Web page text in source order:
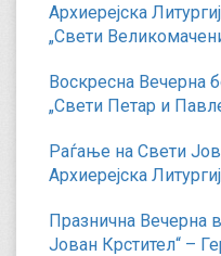
Архиерејска
„Свети
Воскресна Вечерна
„Свети Петар и
Раѓање на Свети
Архиерејска
Празнична Вечерна
Јован Крстител“ –